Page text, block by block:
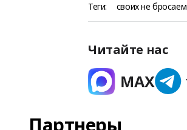
Теги: своих не бросаем
Читайте нас
Партнеры